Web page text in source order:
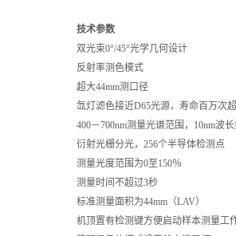
技术参数
双光束0°/45°光学几何设计
反射率测色模式
超大44mm测口径
氙灯滤色接近D65光源，寿命百万次超
400－700nm测量光谱范围，10nm波长
衍射光栅分光，256个半导体检测点
测量光度范围为0至150％
测量时间不超过3秒
标准测量面积为44mm（LAV）
机顶置有检测键方便启动样本测量工